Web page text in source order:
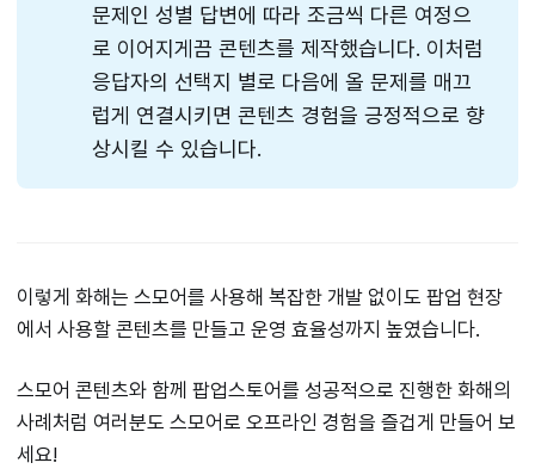
문제인 성별 답변에 따라 조금씩 다른 여정으
로 이어지게끔 콘텐츠를 제작했습니다. 이처럼
응답자의 선택지 별로 다음에 올 문제를 매끄
럽게 연결시키면 콘텐츠 경험을 긍정적으로 향
상시킬 수 있습니다.
이렇게 화해는 스모어를 사용해 복잡한 개발 없이도 팝업 현장
에서 사용할 콘텐츠를 만들고 운영 효율성까지 높였습니다.
스모어 콘텐츠와 함께 팝업스토어를 성공적으로 진행한 화해의
사례처럼 여러분도 스모어로 오프라인 경험을 즐겁게 만들어 보
세요!